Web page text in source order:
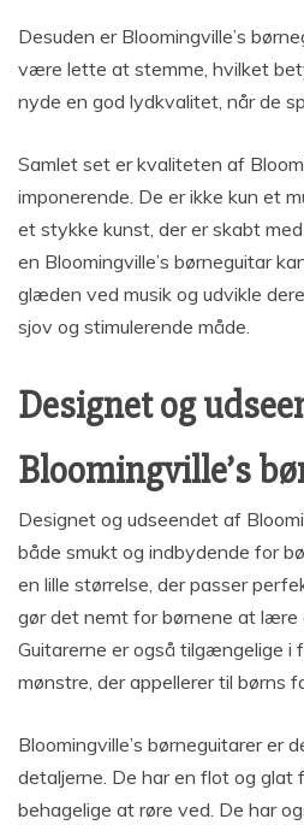
Desuden er Bloomingville’s
være lette at stemme, hvilket
nyde en god lydkvalitet, når de
Samlet set er kvaliteten af
imponerende. De er ikke kun et
et stykke kunst, der er skabt
en Bloomingville’s børneguitar
glæden ved musik og udvikle
sjov og stimulerende måde.
Designet og
Bloomingville’s
Designet og udseendet af
både smukt og indbydende for
en lille størrelse, der passer
gør det nemt for børnene at lære
Guitarerne er også tilgængelige i
mønstre, der appellerer til børns
Bloomingville’s børneguitarer er
detaljerne. De har en flot og glat
behagelige at røre ved. De har